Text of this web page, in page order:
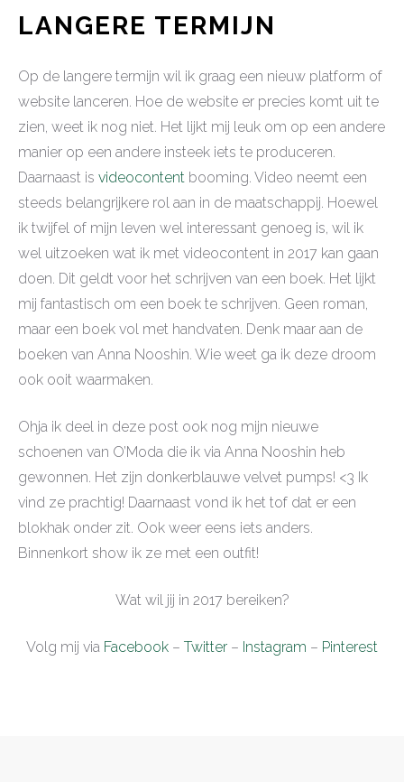
LANGERE TERMIJN
Op de langere termijn wil ik graag een nieuw platform of
website lanceren. Hoe de website er precies komt uit te
zien, weet ik nog niet. Het lijkt mij leuk om op een andere
manier op een andere insteek iets te produceren.
Daarnaast is videocontent booming. Video neemt een
steeds belangrijkere rol aan in de maatschappij. Hoewel
ik twijfel of mijn leven wel interessant genoeg is, wil ik
wel uitzoeken wat ik met videocontent in 2017 kan gaan
doen. Dit geldt voor het schrijven van een boek. Het lijkt
mij fantastisch om een boek te schrijven. Geen roman,
maar een boek vol met handvaten. Denk maar aan de
boeken van Anna Nooshin. Wie weet ga ik deze droom
ook ooit waarmaken.
Ohja ik deel in deze post ook nog mijn nieuwe
schoenen van O’Moda die ik via Anna Nooshin heb
gewonnen. Het zijn donkerblauwe velvet pumps! <3 Ik
vind ze prachtig! Daarnaast vond ik het tof dat er een
blokhak onder zit. Ook weer eens iets anders.
Binnenkort show ik ze met een outfit!
Wat wil jij in 2017 bereiken?
Volg mij via Facebook – Twitter – Instagram – Pinterest